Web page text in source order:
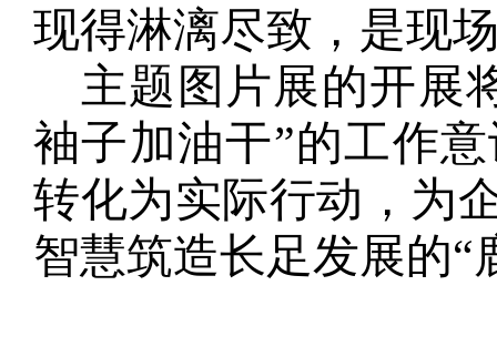
现得淋漓尽致，是现
主题图片展的开展
袖子加油干”的工作
转化为实际行动，为
智慧筑造长足发展的“